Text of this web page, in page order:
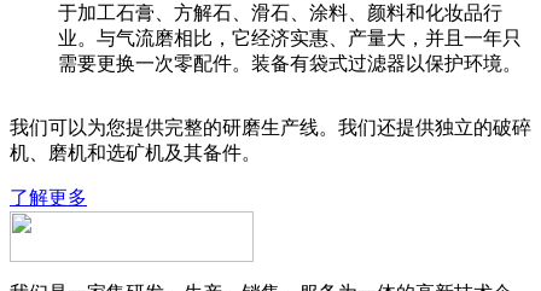
于加工石膏、方解石、滑石、涂料、颜料和化妆品行
业。与气流磨相比，它经济实惠、产量大，并且一年只
需要更换一次零配件。装备有袋式过滤器以保护环境。
我们可以为您提供完整的研磨生产线。我们还提供独立的破碎
机、磨机和选矿机及其备件。
了解更多